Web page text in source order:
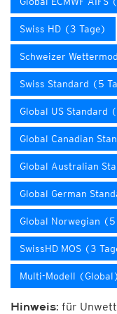
Swiss HD (3 Tage)
Schweizer
Swiss Standard (5
Global US Standard
Global Canadian
Global Australian
Global German
Global Norwegian (5
SwissHD MOS (3
Multi-Modell (Global)
Hinweis: für